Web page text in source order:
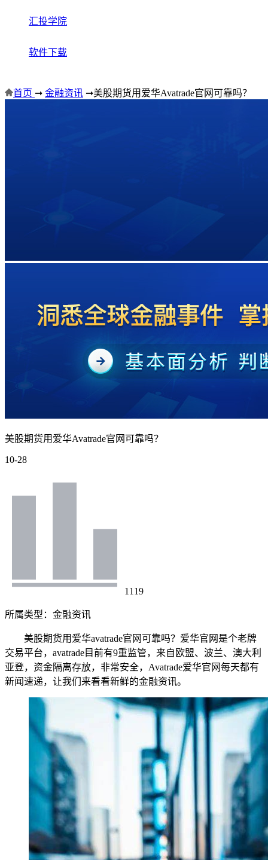
汇投学院
软件下载
首页 ➞ 金融资讯 ➞美股期货用爱华Avatrade官网可靠吗？
美股期货用爱华Avatrade官网可靠吗？
10-28
1119
所属类型： 金融资讯
美股期货用爱华avatrade官网可靠吗？爱华官网是个老牌
交易平台，avatrade目前有9重监管，来自欧盟、波兰、澳大利
亚登，资金隔离存放，非常安全，Avatrade爱华官网每天都有
新闻速递，让我们来看看新鲜的金融资讯。